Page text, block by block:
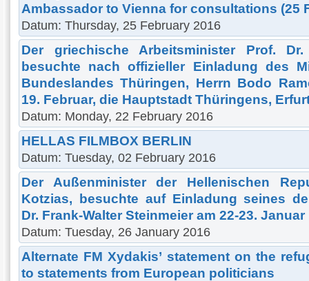
Ambassador to Vienna for consultations (25
Datum: Thursday, 25 February 2016
Der griechische Arbeitsminister Prof.
besuchte nach offizieller Einladung des
Bundeslandes Thüringen, Herrn Bodo
19. Februar, die Hauptstadt Thüringens,
Datum: Monday, 22 February 2016
HELLAS FILMBOX BERLIN
Datum: Tuesday, 02 February 2016
Der Außenminister der Hellenischen
Kotzias, besuchte auf Einladung seines
Dr. Frank-Walter Steinmeier am 22-23.
Datum: Tuesday, 26 January 2016
Alternate FM Xydakis’ statement on the
to statements from European politicians